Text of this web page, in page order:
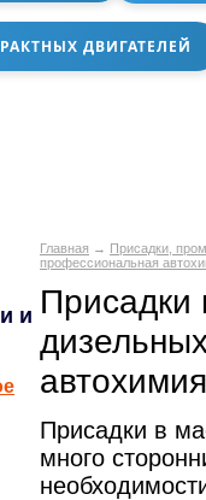
ДВИГАТЕЛЕЙ
Главная → Присадки,
профессиональная
Присадки
Присадки в
много
и